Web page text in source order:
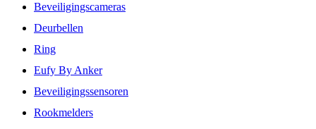
Beveiligingscameras
Deurbellen
Ring
Eufy By Anker
Beveiligingssensoren
Rookmelders